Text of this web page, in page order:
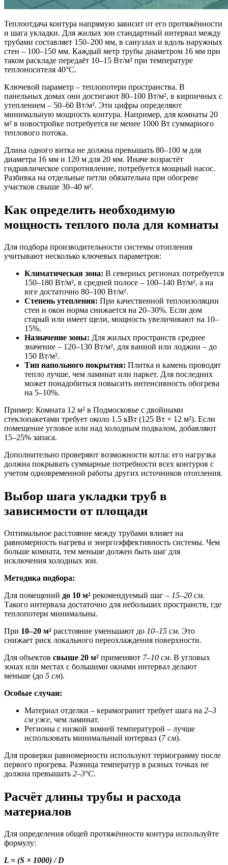
Теплоотдача контура напрямую зависит от его протяжённости
и шага укладки. Для жилых зон стандартный интервал между
трубами составляет 150–200 мм, в санузлах и вдоль наружных
стен – 100–150 мм. Каждый метр трубы диаметром 16 мм при
таком раскладе передаёт 10–15 Вт/м² при температуре
теплоносителя 40°C.
Ключевой параметр – теплопотери пространства. В
панельных домах они достигают 80–100 Вт/м², в кирпичных с
утеплением – 50–60 Вт/м². Эти цифры определяют
минимальную мощность контура. Например, для комнаты 20
м² в новостройке потребуется не менее 1000 Вт суммарного
теплового потока.
Длина одного витка не должна превышать 80–100 м для
диаметра 16 мм и 120 м для 20 мм. Иначе возрастёт
гидравлическое сопротивление, потребуется мощный насос.
Разбивка на отдельные петли обязательна при обогреве
участков свыше 30–40 м².
Как определить необходимую
мощность теплого пола для комнаты
Для подбора производительности системы отопления
учитывают несколько ключевых параметров:
Климатическая зона: В северных регионах потребуется
150–180 Вт/м², в средней полосе – 100–140 Вт/м², а на
юге достаточно 80–100 Вт/м².
Степень утепления: При качественной теплоизоляции
стен и окон норма снижается на 20–30%. Если дом
старый или имеет щели, мощность увеличивают на 10–
15%.
Назначение зоны: Для жилых пространств среднее
значение – 120–130 Вт/м², для ванной или лоджии – до
150 Вт/м².
Тип напольного покрытия: Плитка и камень проводят
тепло лучше, чем ламинат или паркет. Для последних
может понадобиться повысить интенсивность обогрева
на 5–10%.
Пример: Комната 12 м² в Подмосковье с двойными
стеклопакетами требует около 1.5 кВт (125 Вт × 12 м²). Если
помещение угловое или над холодным подвалом, добавляют
15–25% запаса.
Дополнительно проверяют возможности котла: его нагрузка
должна покрывать суммарные потребности всех контуров с
учетом одновременной работы других источников отопления.
Выбор шага укладки труб в
зависимости от площади
Оптимальное расстояние между трубами влияет на
равномерность нагрева и энергоэффективность системы. Чем
больше комната, тем меньше должен быть шаг для
исключения холодных зон.
Методика подбора:
Для помещений до 10 м² рекомендуемый шаг – 15–20 см.
Такого интервала достаточно для небольших пространств, где
теплопотери минимальны.
При 10–20 м² расстояние уменьшают до 10–15 см. Это
снижает риск локального переохлаждения поверхности.
Для объектов свыше 20 м² применяют 7–10 см. В угловых
зонах или местах с большими окнами интервал делают
меньше (до 5 см).
Особые случаи:
Материал отделки – керамогранит требует шага на 2–3
см уже, чем ламинат.
Регионы с низкой зимней температурой – лучше
использовать минимальный интервал (7 см).
Для проверки равномерности используют термограмму после
первого прогрева. Разница температур в разных точках не
должна превышать 2–3°C.
Расчёт длины трубы и расхода
материалов
Для определения общей протяжённости контура используйте
формулу:
L = (S × 1000) / D